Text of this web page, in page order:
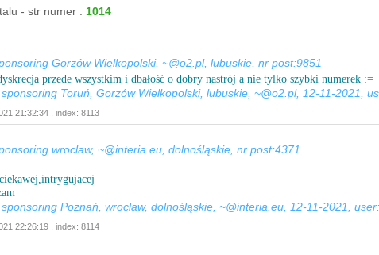
- str numer : 1014
Gorzów Wielkopolski, ~@o2.pl, lubuskie, nr post:9851
przede wszystkim i dbałość o dobry nastrój a nie tylko szybki numerek :=
Toruń, Gorzów Wielkopolski, lubuskie, ~@o2.pl, 12-11-2021,
21:32:34 , index: 8113
wroclaw, ~@interia.eu, dolnośląskie, nr post:4371
Poznań, wroclaw, dolnośląskie, ~@interia.eu, 12-11-2021,
22:26:19 , index: 8114